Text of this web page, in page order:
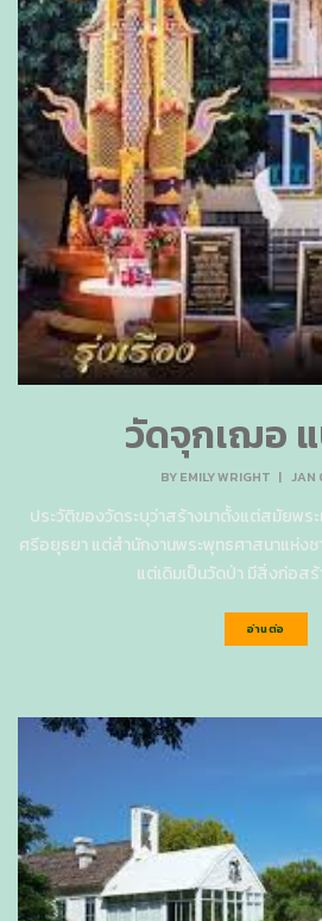
วัดจุกเฌอ
BYEMILY WRIGHT | JAN
ประวัติของวัดระบุว่าสร้างมาตั้งแต่สมัยพร
ศรีอยุธยา แต่สำนักงานพระพุทธศาสนาแห่งช
แต่เดิมเป็นวัดป่า มีสิ่งก่อส
อ่านต่อ